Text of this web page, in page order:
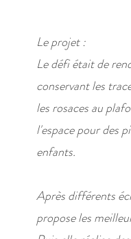
Le projet :
Le défi était de
conservant les
les rosaces au
l'espace pour des
enfants.
Après différents
propose les